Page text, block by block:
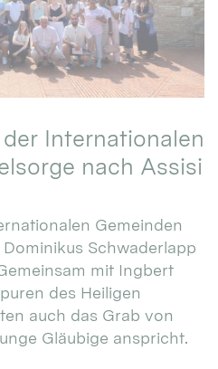
Internationalen
nach Assisi
Gemeinden
Schwaderlapp
mit Ingbert
des Heiligen
auch das Grab von
Gläubige anspricht.